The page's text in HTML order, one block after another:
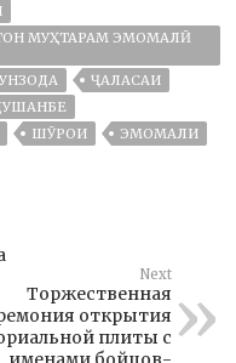
МУҲТАРАМ ЭМОМАЛӢ
ҶАЛАСАИ
ШӮРОИ
ЭМОМАЛИ
Next
Торжественная
открытия
плиты с